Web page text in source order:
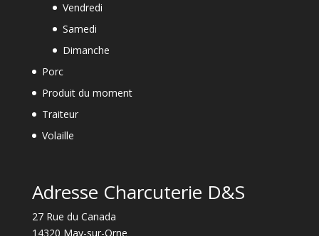
Vendredi
Samedi
Dimanche
Porc
Produit du moment
Traiteur
Volaille
Adresse Charcuterie D&S
27 Rue du Canada
14320 May-sur-Orne